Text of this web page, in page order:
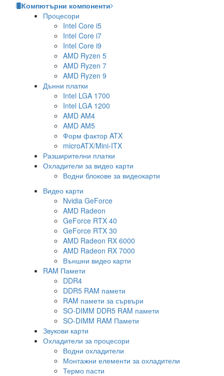
Компютърни компоненти
Процесори
Intel Core i5
Intel Core i7
Intel Core i9
AMD Ryzen 5
AMD Ryzen 7
AMD Ryzen 9
Дънни платки
Intel LGA 1700
Intel LGA 1200
AMD AM4
AMD AM5
Форм фактор ATX
microATX/Mini-ITX
Разширителни платки
Охладители за видео карти
Водни блокове за видеокарти
Видео карти
Nvidia GeForce
AMD Radeon
GeForce RTX 40
GeForce RTX 30
AMD Radeon RX 6000
AMD Radeon RX 7000
Външни видео карти
RAM Памети
DDR4
DDR5 RAM памети
RAM памети за сървъри
SO-DIMM DDR5 RAM памети
SO-DIMM RAM Памети
Звукови карти
Охладители за процесори
Водни охладители
Монтажни елементи за охладители
Термо пасти